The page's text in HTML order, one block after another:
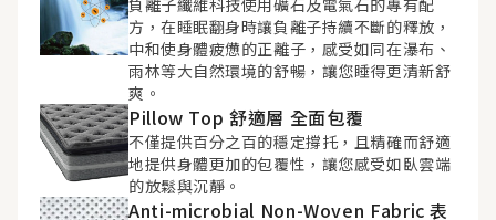
負離子纖維科技使用礦石及電氣石的專有配
方，在睡眠翻身時讓負離子持續不斷的釋放，
中和使身體疲憊的正離子，感受如同在瀑布、
雨林等大自然環境的舒暢，讓您睡得更清新舒
爽。
Pillow Top 舒適層 全面包覆
不僅提供百分之百的穩定撐托，且精確而舒適
地提供身體更加的包覆性，讓您感受如臥雲端
的放鬆與沉靜。
Anti-microbial Non-Woven Fabric 表